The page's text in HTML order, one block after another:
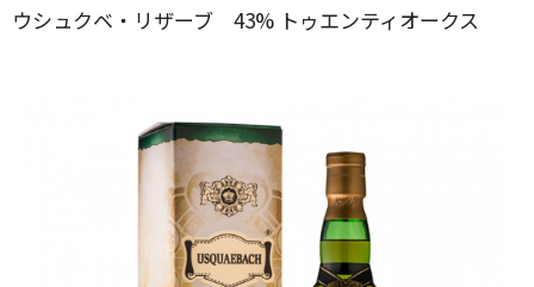
ウシュクベ・リザーブ 43% トゥエンティオークス